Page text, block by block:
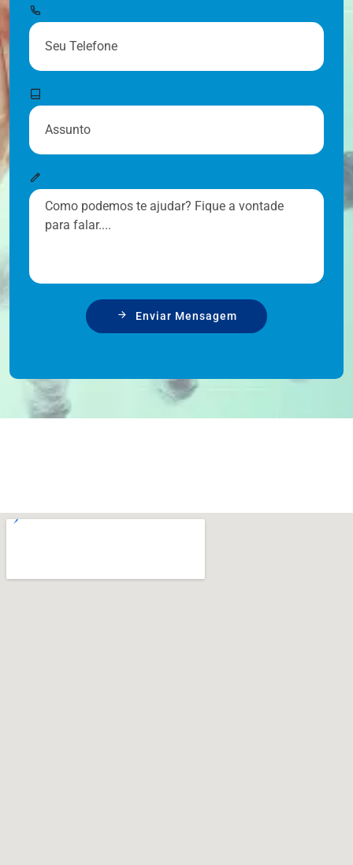
Enviar Mensagem